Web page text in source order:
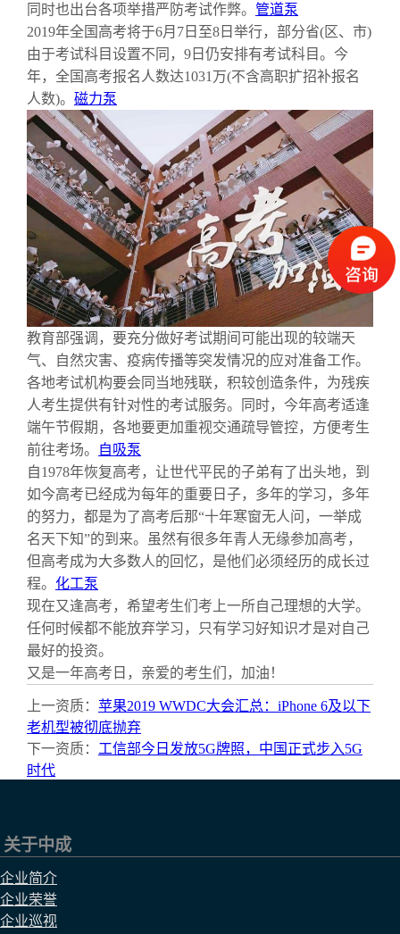
同时也出台各项举措严防考试作弊。 管道泵
2019年全国高考将于6月7日至8日举行，部分省(区、市)
由于考试科目设置不同，9日仍安排有考试科目。今
年，全国高考报名人数达1031万(不含高职扩招补报名
人数)。 磁力泵
教育部强调，要充分做好考试期间可能出现的较端天
气、自然灾害、疫病传播等突发情况的应对准备工作。
各地考试机构要会同当地残联，积较创造条件，为残疾
人考生提供有针对性的考试服务。同时，今年高考适逢
端午节假期，各地要更加重视交通疏导管控，方便考生
前往考场。
自吸泵
自1978年恢复高考，让世代平民的子弟有了出头地，到
如今高考已经成为每年的重要日子，多年的学习，多年
的努力，都是为了高考后那“十年寒窗无人问，一举成
名天下知”的到来。虽然有很多年青人无缘参加高考，
但高考成为大多数人的回忆，是他们必须经历的成长过
程。 化工泵
现在又逢高考，希望考生们考上一所自己理想的大学。
任何时候都不能放弃学习，只有学习好知识才是对自己
最好的投资。
又是一年高考日，亲爱的考生们，加油！
上一资质： 苹果2019 WWDC大会汇总：iPhone 6及以下
老机型被彻底抛弃
下一资质： 工信部今日发放5G牌照，中国正式步入5G
时代
关于中成
企业简介
企业荣誉
企业巡视